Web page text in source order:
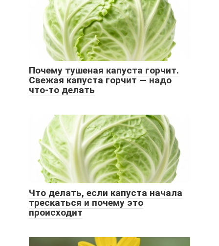
Почему тушеная капуста горчит.
Свежая капуста горчит — надо
что-то делать
Что делать, если капуста начала
трескаться и почему это
происходит